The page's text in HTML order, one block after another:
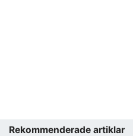
Rekommenderade artiklar